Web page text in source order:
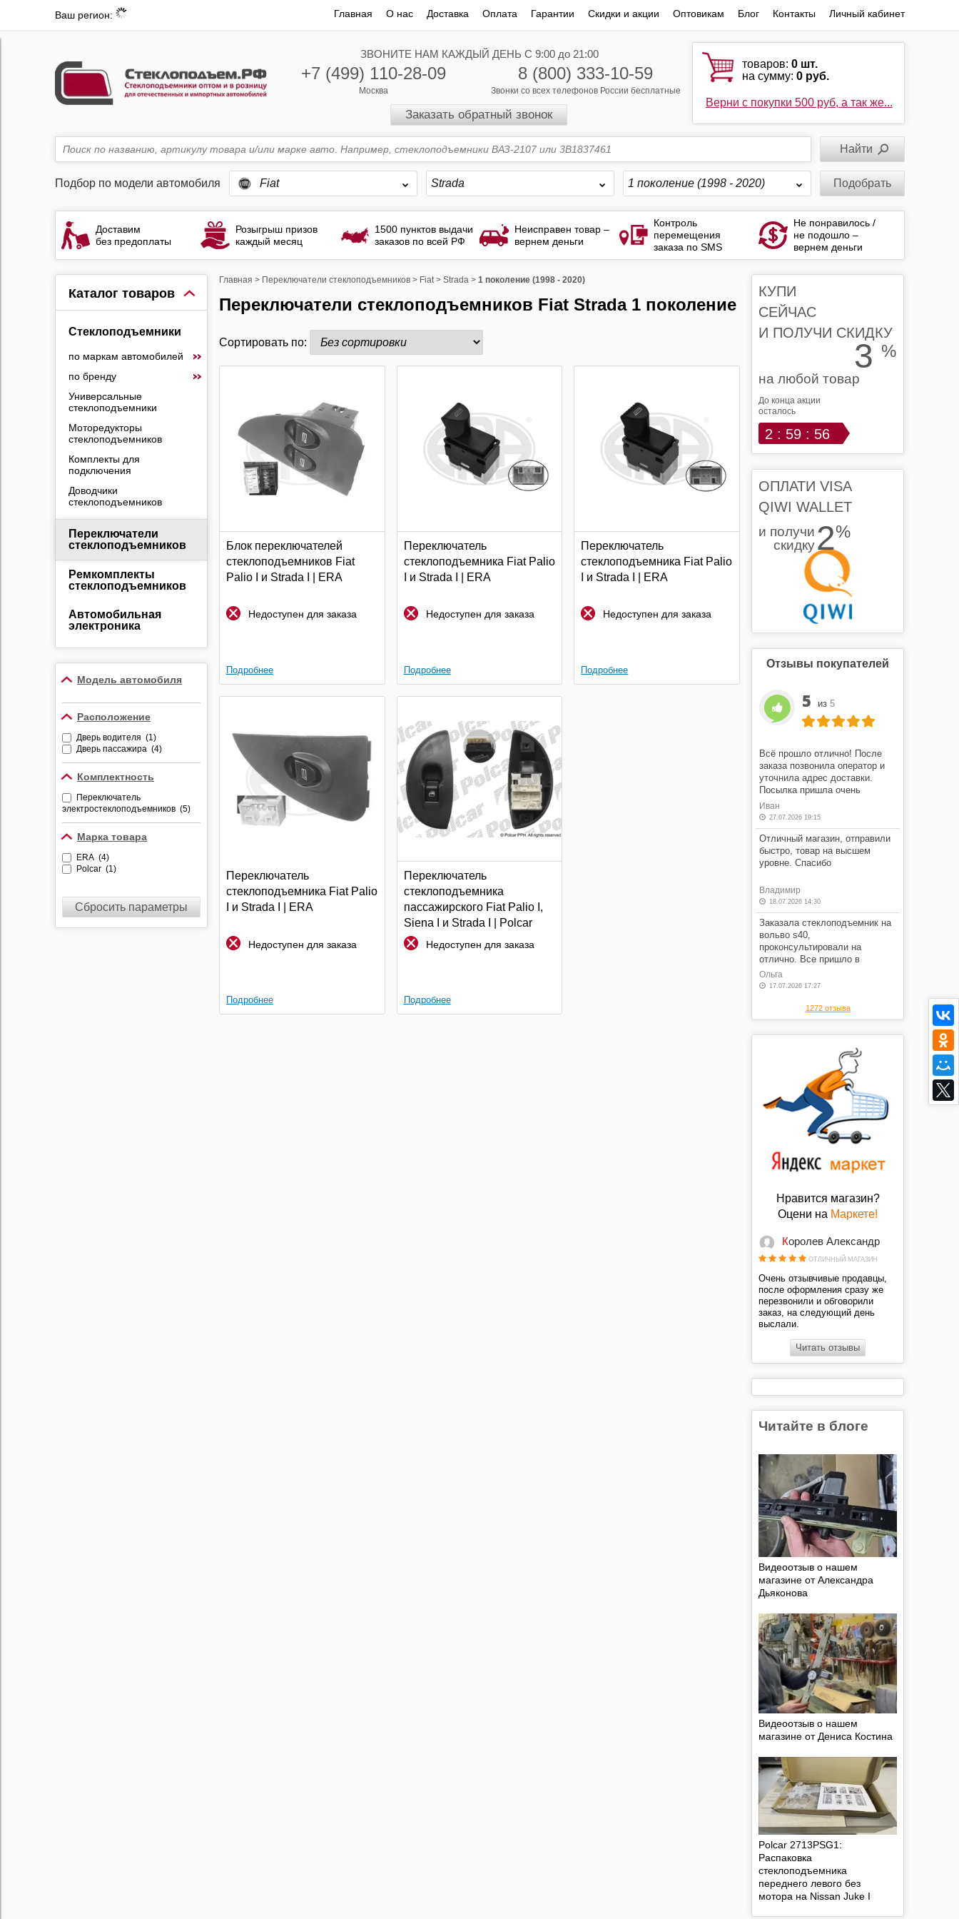
Ваш регион: Главная О нас Доставка Оплата Гарантии Скидки и акции Оптовикам Блог Контакты Личный кабинет
ЗВОНИТЕ НАМ КАЖДЫЙ ДЕНЬ С 9:00 до 21:00
+7 (499) 110-28-09
Москва
8 (800) 333-10-59
Звонки со всех телефонов России бесплатные
Заказать обратный звонок
товаров:0 шт.
на сумму:0 руб.
Верни с покупки 500 руб, а так же...
Подбор по модели автомобиля Fiat Strada 1 поколение (1998 - 2020) Подобрать
Доставим
без предоплаты
Розыгрыш призов
каждый месяц
1500 пунктов выдачи
заказов по всей РФ
Неисправен товар –
вернем деньги
Контроль
перемещения
заказа по SMS
Не понравилось /
не подошло –
вернем деньги
Каталог товаров
Стеклоподъемники
по маркам автомобилей
по бренду
Универсальные
стеклоподъемники
Моторедукторы
стеклоподъемников
Комплекты для
подключения
Доводчики
стеклоподъемников
Переключатели
стеклоподъемников
Ремкомплекты
стеклоподъемников
Автомобильная
электроника
Противоугонные
устройства
Видеорегистраторы
Радар-детекторы
Комбо-устройства
Парктроники
Алкотестеры
Держатели
видеорегистраторов и
радар-детекторов
Модель автомобиля
Расположение
Дверь водителя (1)
Дверь пассажира (4)
Комплектность
Переключатель
электростеклоподъемников (5)
Марка товара
ERA (4)
Polcar (1)
Сбросить параметры
Главная > Переключатели стеклоподъемников > Fiat > Strada > 1 поколение (1998 - 2020)
Переключатели стеклоподъемников Fiat Strada 1 поколение
Сортировать по:
Блок переключателей
стеклоподъемников Fiat
Palio I и Strada I | ERA
Недоступен для заказа
Подробнее
Переключатель
стеклоподъемника Fiat Palio
I и Strada I | ERA
Недоступен для заказа
Подробнее
Переключатель
стеклоподъемника Fiat Palio
I и Strada I | ERA
Недоступен для заказа
Подробнее
Переключатель
стеклоподъемника Fiat Palio
I и Strada I | ERA
Недоступен для заказа
Подробнее
Переключатель
стеклоподъемника
пассажирского Fiat Palio I,
Siena I и Strada I | Polcar
Недоступен для заказа
Подробнее
КУПИ
СЕЙЧАС
И ПОЛУЧИ СКИДКУ
3 %
на любой товар
До конца акции
осталось
2 : 59 : 55
ОПЛАТИ VISA
QIWI WALLET
и получи
скидку2%
Отзывы покупателей
5 из5
Всё прошло отлично! После
заказа позвонила оператор и
уточнила адрес доставки.
Посылка пришла очень
быстро! Я очень доволен этим
магазином.
Иван
27.07.2026 19:15
Отличный магазин, отправили
быстро, товар на высшем
уровне. Спасибо
Владимир
18.07.2026 14:30
Заказала стеклоподъемник на
вольво s40,
проконсультировали на
отлично. Все пришло в
оговоренные сроки, в отличном
состоянии, по оговоренной
Ольга
17.07.2026 17:27
1272 отзыва
Нравится магазин?
Оцени на Маркете!
Королев Александр
ОТЛИЧНЫЙ МАГАЗИН
Очень отзывчивые продавцы,
после оформления сразу же
перезвонили и обговорили
заказ, на следующий день
выслали.
Читать отзывы
Читайте в блоге
Видеоотзыв о нашем
магазине от Александра
Дьяконова
Видеоотзыв о нашем
магазине от Дениса Костина
Polcar 2713PSG1:
Распаковка
стеклоподъемника
переднего левого без
мотора на Nissan Juke I